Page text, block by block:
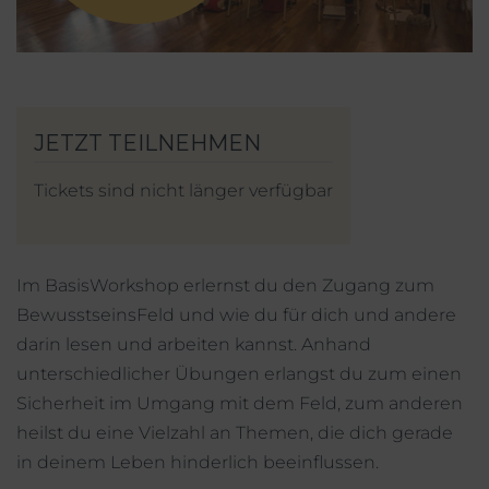
Mein Account
Instagram
Tickets sind nicht länger verfügbar
Im BasisWorkshop erlernst du den Zugang zum
BewusstseinsFeld und wie du für dich und andere
darin lesen und arbeiten kannst. Anhand
unterschiedlicher Übungen erlangst du zum einen
Sicherheit im Umgang mit dem Feld, zum anderen
heilst du eine Vielzahl an Themen, die dich gerade
in deinem Leben hinderlich beeinflussen.